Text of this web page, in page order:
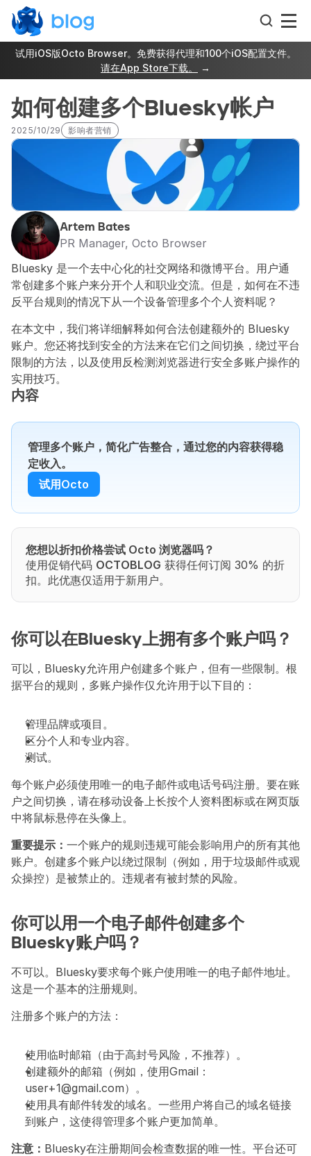
试用iOS版Octo Browser。免费获得代理和100个iOS配置文件。
请在App Store下载。
→
如何创建多个Bluesky帐户
2025/10/29 影响者营销
Artem Bates
PR Manager, Octo Browser
Bluesky 是一个去中心化的社交网络和微博平台。用户通
常创建多个账户来分开个人和职业交流。但是，如何在不违
反平台规则的情况下从一个设备管理多个个人资料呢？
在本文中，我们将详细解释如何合法创建额外的 Bluesky
账户。您还将找到安全的方法来在它们之间切换，绕过平台
限制的方法，以及使用反检测浏览器进行安全多账户操作的
实用技巧。
内容
管理多个账户，简化广告整合，通过您的内容获得稳
定收入。
试用Octo
您想以折扣价格尝试 Octo 浏览器吗？
使用促销代码 OCTOBLOG 获得任何订阅 30% 的折
扣。此优惠仅适用于新用户。
你可以在Bluesky上拥有多个账户吗？
可以，Bluesky允许用户创建多个账户，但有一些限制。根
据平台的规则，多账户操作仅允许用于以下目的：
管理品牌或项目。
区分个人和专业内容。
测试。
每个账户必须使用唯一的电子邮件或电话号码注册。要在账
户之间切换，请在移动设备上长按个人资料图标或在网页版
中将鼠标悬停在头像上。
重要提示： 一个账户的规则违规可能会影响用户的所有其他
账户。创建多个账户以绕过限制（例如，用于垃圾邮件或观
众操控）是被禁止的。违规者有被封禁的风险。
你可以用一个电子邮件创建多个
Bluesky账户吗？
不可以。Bluesky要求每个账户使用唯一的电子邮件地址。
这是一个基本的注册规则。
注册多个账户的方法：
使用临时邮箱（由于高封号风险，不推荐）。
创建额外的邮箱（例如，使用Gmail：
user+1@gmail.com）。
使用具有邮件转发的域名。一些用户将自己的域名链接
到账户，这使得管理多个账户更加简单。
注意： Bluesky在注册期间会检查数据的唯一性。平台还可